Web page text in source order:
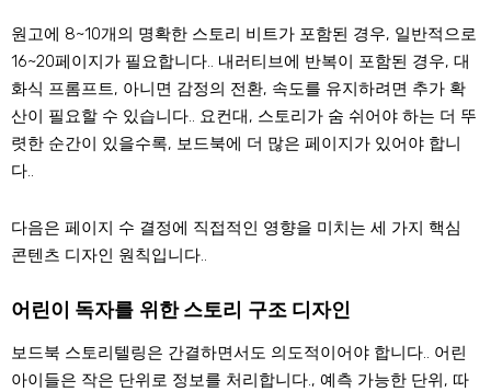
원고에 8~10개의 명확한 스토리 비트가 포함된 경우, 일반적으로
16~20페이지가 필요합니다.. 내러티브에 반복이 포함된 경우, 대
화식 프롬프트, 아니면 감정의 전환, 속도를 유지하려면 추가 확
산이 필요할 수 있습니다.. 요컨대, 스토리가 숨 쉬어야 하는 더 뚜
렷한 순간이 있을수록, 보드북에 더 많은 페이지가 있어야 합니
다..
다음은 페이지 수 결정에 직접적인 영향을 미치는 세 가지 핵심
콘텐츠 디자인 원칙입니다..
어린이 독자를 위한 스토리 구조 디자인
보드북 스토리텔링은 간결하면서도 의도적이어야 합니다.. 어린
아이들은 작은 단위로 정보를 처리합니다., 예측 가능한 단위, 따